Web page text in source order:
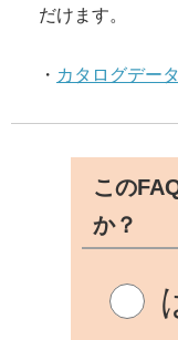
だけます。
・ カタログデー
この
か？